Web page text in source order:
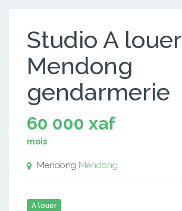
Studio A louer
Mendong
gendarmerie
60 000 xaf
mois
Mendong Mendong
A louer